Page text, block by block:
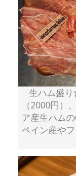
生ハム盛
（2000円）
ア産生ハム
ペイン産や